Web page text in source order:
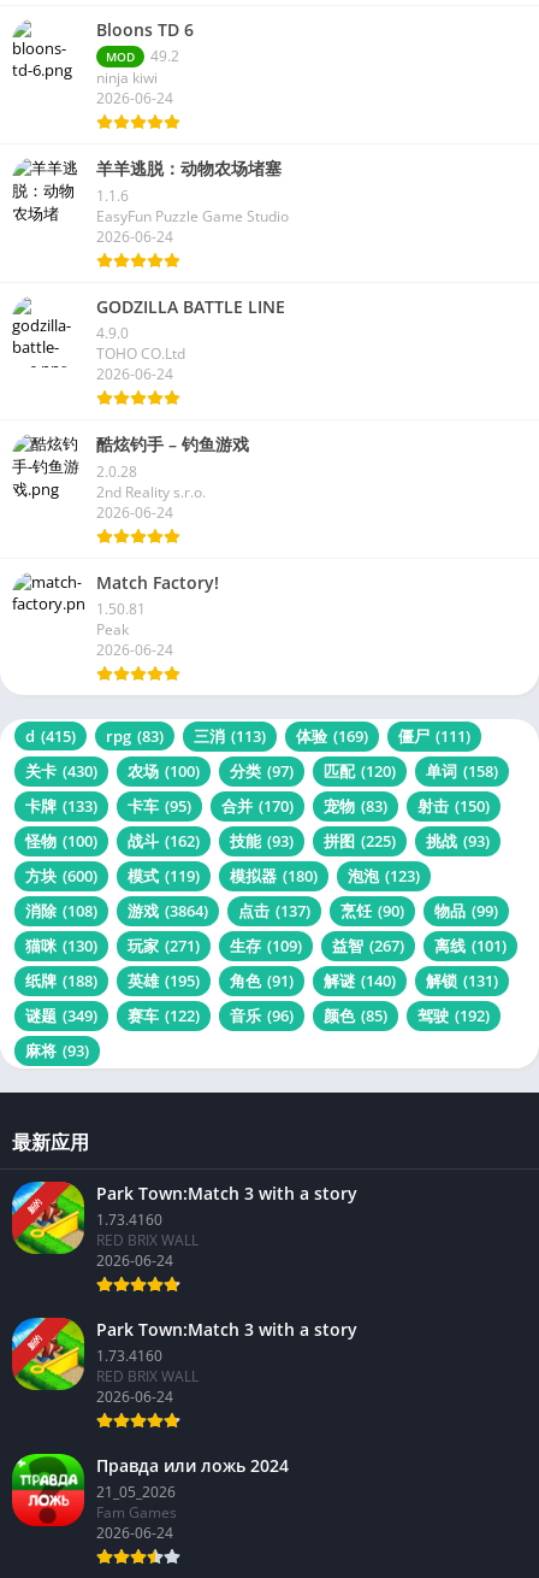
Bloons TD 6
MOD
49.2
ninja kiwi
2026-06-24
羊羊逃脱：动物农场堵塞
1.1.6
EasyFun Puzzle Game Studio
2026-06-24
GODZILLA BATTLE LINE
4.9.0
TOHO CO.Ltd
2026-06-24
酷炫钓手 – 钓鱼游戏
2.0.28
2nd Reality s.r.o.
2026-06-24
Match Factory!
1.50.81
Peak
2026-06-24
d (415) rpg (83) 三消 (113) 体验 (169) 僵尸 (111)
关卡 (430) 农场 (100) 分类 (97) 匹配 (120) 单词 (158)
卡牌 (133) 卡车 (95) 合并 (170) 宠物 (83) 射击 (150)
怪物 (100) 战斗 (162) 技能 (93) 拼图 (225) 挑战 (93)
方块 (600) 模式 (119) 模拟器 (180) 泡泡 (123)
消除 (108) 游戏 (3864) 点击 (137) 烹饪 (90) 物品 (99)
猫咪 (130) 玩家 (271) 生存 (109) 益智 (267) 离线 (101)
纸牌 (188) 英雄 (195) 角色 (91) 解谜 (140) 解锁 (131)
谜题 (349) 赛车 (122) 音乐 (96) 颜色 (85) 驾驶 (192)
麻将 (93)
最新应用
新的
Park Town:Match 3 with a story
1.73.4160
RED BRIX WALL
2026-06-24
新的
Park Town:Match 3 with a story
1.73.4160
RED BRIX WALL
2026-06-24
Правда или ложь 2024
21_05_2026
Fam Games
2026-06-24